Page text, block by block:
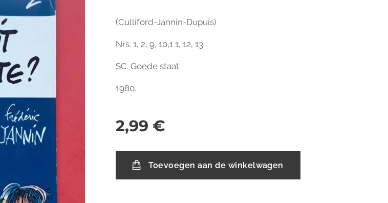
(Culliford-Jannin-Dupuis)
Nrs. 1, 2, 9, 10,1 1, 12, 13.
SC. Goede staat.
1980.
2,99 €
Toevoegen aan de winkelwagen